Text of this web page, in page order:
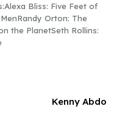
Bliss: Five Feet of
Orton: The
the PlanetSeth Rollins:
Kenny Abdo